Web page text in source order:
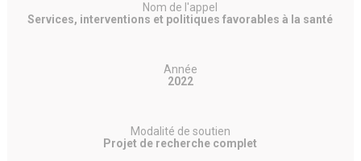
Nom de l'appel
Services, interventions et politiques favorables à la santé
Année
2022
Modalité de soutien
Projet de recherche complet